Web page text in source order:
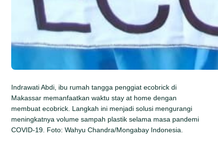
Indrawati Abdi, ibu rumah tangga penggiat ecobrick di
Makassar memanfaatkan waktu stay at home dengan
membuat ecobrick. Langkah ini menjadi solusi mengurangi
meningkatnya volume sampah plastik selama masa pandemi
COVID-19. Foto: Wahyu Chandra/Mongabay Indonesia.